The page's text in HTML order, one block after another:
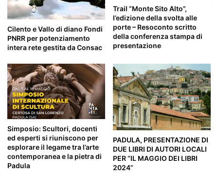
Cilento e Vallo di diano Fondi
PNRR per potenziamento
intera rete gestita da Consac
Trail “Monte Sito Alto”,
l’edizione della svolta alle
porte – Resoconto scritto
della conferenza stampa di
presentazione
Simposio: Scultori, docenti
ed esperti si riuniscono per
esplorare il legame tra l’arte
contemporanea e la pietra di
Padula
PADULA, PRESENTAZIONE DI
DUE LIBRI DI AUTORI LOCALI
PER “IL MAGGIO DEI LIBRI
2024”